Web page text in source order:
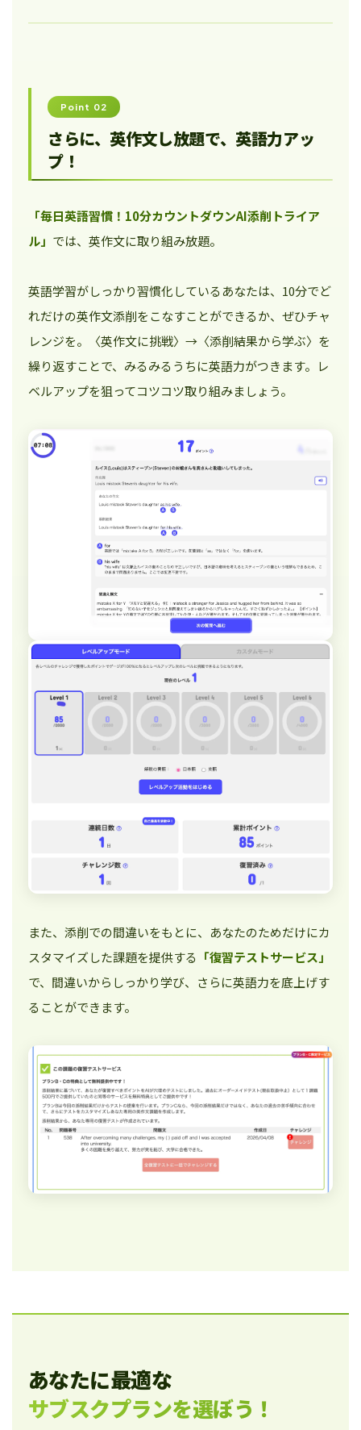
Point 02
さらに、英作文し放題で、英語力アッ
プ！
「毎日英語習慣！10分カウントダウンAI添削トライア
ル」 では、英作文に取り組み放題。
英語学習がしっかり習慣化しているあなたは、10分でど
れだけの英作文添削をこなすことができるか、ぜひチャ
レンジを。〈英作文に挑戦〉→〈添削結果から学ぶ〉を
繰り返すことで、みるみるうちに英語力がつきます。レ
ベルアップを狙ってコツコツ取り組みましょう。
また、添削での間違いをもとに、あなたのためだけにカ
スタマイズした課題を提供する 「復習テストサービス」
で、間違いからしっかり学び、さらに英語力を底上げす
ることができます。
あなたに最適な
サブスクプランを選ぼう！